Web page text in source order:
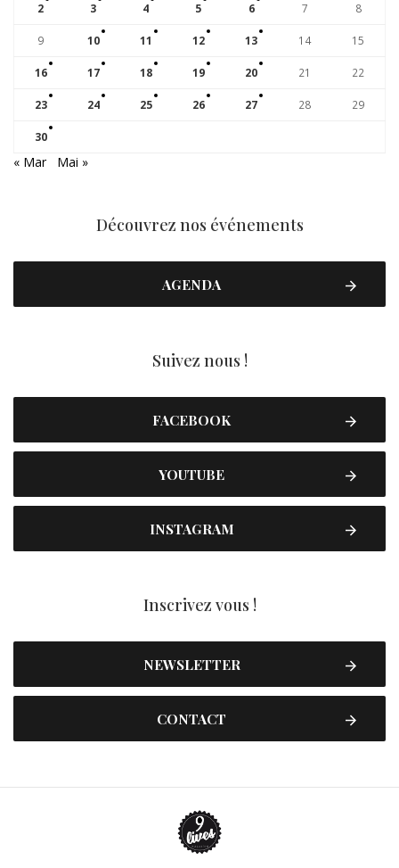
2 3 4 5 6 7 8
9 10 11 12 13 14 15
16 17 18 19 20 21 22
23 24 25 26 27 28 29
30
« Mar Mai »
Découvrez nos événements
AGENDA
Suivez nous !
FACEBOOK
YOUTUBE
INSTAGRAM
Inscrivez vous !
NEWSLETTER
CONTACT